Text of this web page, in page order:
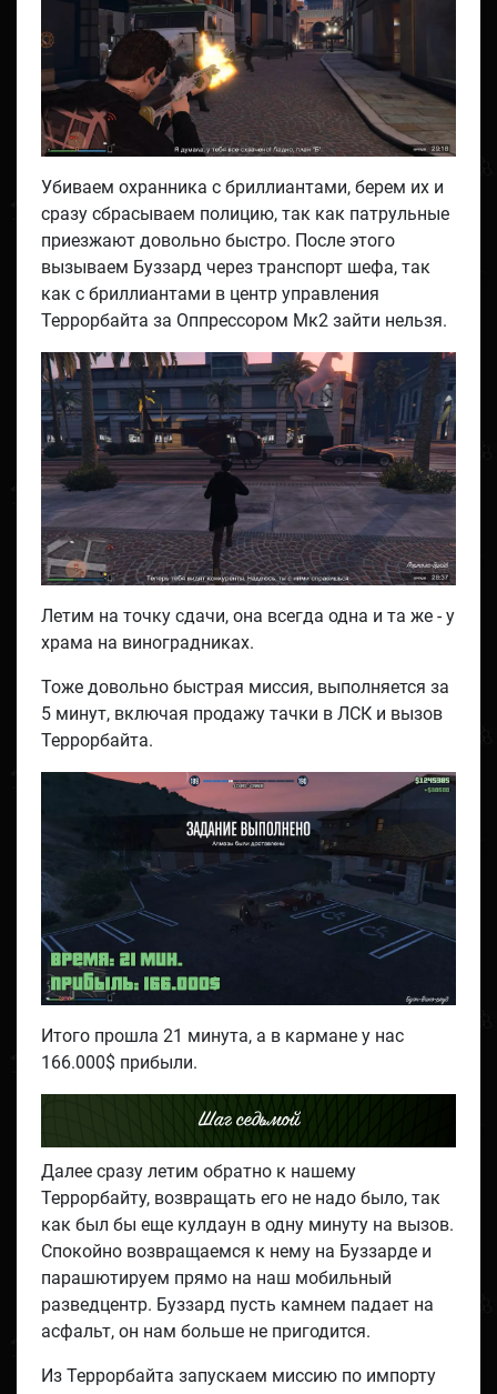
Убиваем охранника с бриллиантами, берем их и
сразу сбрасываем полицию, так как патрульные
приезжают довольно быстро. После этого
вызываем Буззард через транспорт шефа, так
как с бриллиантами в центр управления
Террорбайта за Оппрессором Мк2 зайти нельзя.
Летим на точку сдачи, она всегда одна и та же - у
храма на виноградниках.
Тоже довольно быстрая миссия, выполняется за
5 минут, включая продажу тачки в ЛСК и вызов
Террорбайта.
Итого прошла 21 минута, а в кармане у нас
166.000$ прибыли.
Шаг седьмой
Далее сразу летим обратно к нашему
Террорбайту, возвращать его не надо было, так
как был бы еще кулдаун в одну минуту на вызов.
Спокойно возвращаемся к нему на Буззарде и
парашютируем прямо на наш мобильный
разведцентр. Буззард пусть камнем падает на
асфальт, он нам больше не пригодится.
Из Террорбайта запускаем миссию по импорту